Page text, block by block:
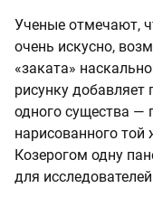
Ученые отмечают,
очень искусно,
«заката»
рисунку
одного существа —
нарисованного
Козерогом одну
для